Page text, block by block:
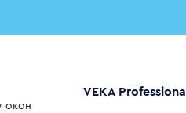
окон
VEKA Professional